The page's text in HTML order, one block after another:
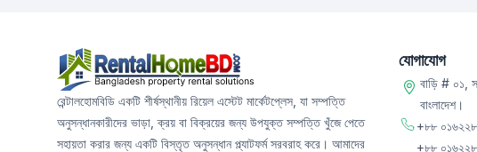
রেন্টালহোমবিডি একটি শীর্ষস্থানীয় রিয়েল এস্টেট মার্কেটপ্লেস, যা সম্পত্তি
অনুসন্ধানকারীদের ভাড়া, ক্রয় বা বিক্রয়ের জন্য উপযুক্ত সম্পত্তি খুঁজে পেতে
সহায়তা করার জন্য একটি বিস্তৃত অনুসন্ধান প্ল্যাটফর্ম সরবরাহ করে। আমাদের
যোগাযোগ
বাড়ি # ০১,
বাংলাদেশ।
+৮৮
+৮৮